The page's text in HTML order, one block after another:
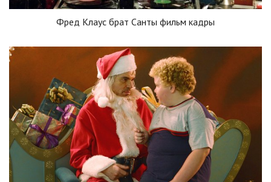
Фред Клаус брат Санты фильм кадры